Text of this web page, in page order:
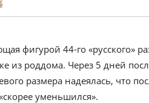
фигурой 44-го «русского»
из роддома. Через 5 дней
размера надеялась, что
уменьшился».